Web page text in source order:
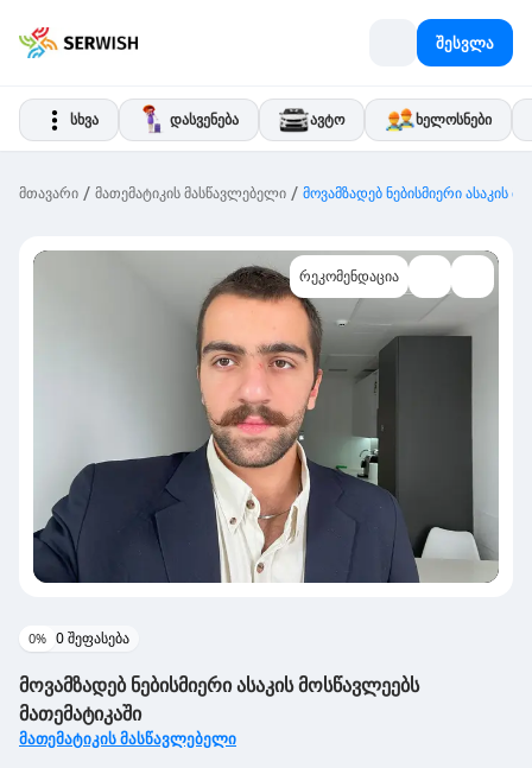
შესვლა
სხვა დასვენება ავტო ხელოსნები
მთავარი / მათემატიკის მასწავლებელი / მოვამზადებ ნებისმიერი ასაკის
რეკომენდაცია
0% 0შეფასება
მოვამზადებ ნებისმიერი ასაკის მოსწავლეებს
მათემატიკაში
მათემატიკის მასწავლებელი